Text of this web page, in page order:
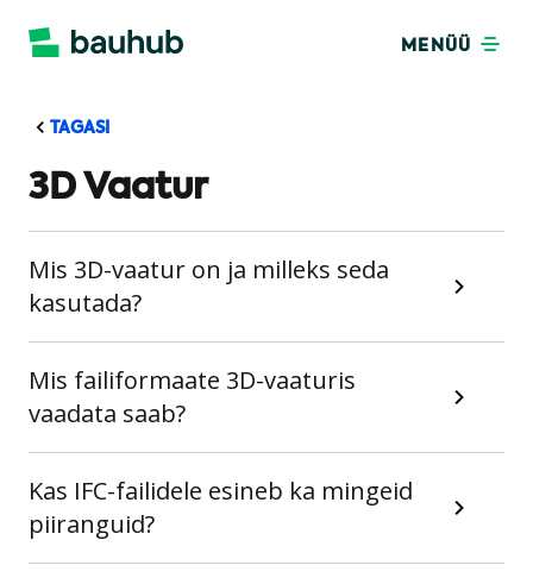
MENÜÜ
TAGASI
3D Vaatur
Mis 3D-vaatur on ja milleks seda
kasutada?
Mis failiformaate 3D-vaaturis
vaadata saab?
Kas IFC-failidele esineb ka mingeid
piiranguid?